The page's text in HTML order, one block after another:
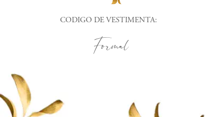
CODIGO DE VESTIMENTA:
Formal